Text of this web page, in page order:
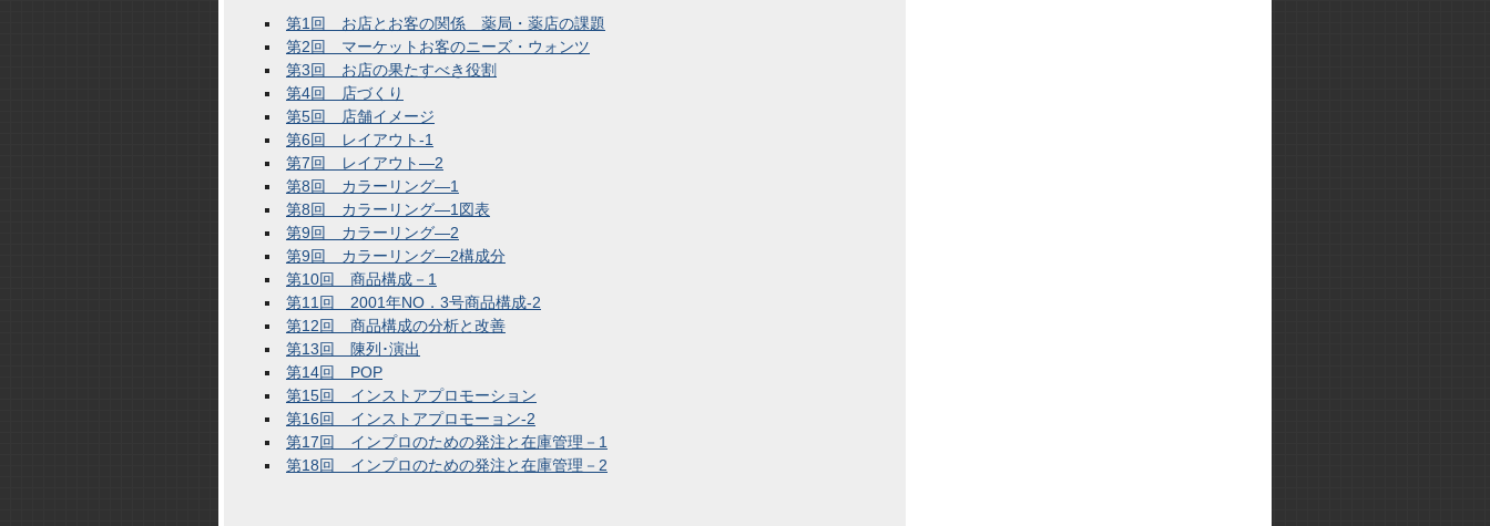
第1回 お店とお客の関係 薬局・薬店の課題
第2回 マーケットお客のニーズ・ウォンツ
第3回 お店の果たすべき役割
第4回 店づくり
第5回 店舗イメージ
第6回 レイアウト-1
第7回 レイアウト―2
第8回 カラーリング―1
第8回 カラーリング―1図表
第9回 カラーリング―2
第9回 カラーリング―2構成分
第10回 商品構成－1
第11回 2001年NO．3号商品構成-2
第12回 商品構成の分析と改善
第13回 陳列･演出
第14回 POP
第15回 インストアプロモーション
第16回 インストアプロモーョン-2
第17回 インプロのための発注と在庫管理－1
第18回 インプロのための発注と在庫管理－2